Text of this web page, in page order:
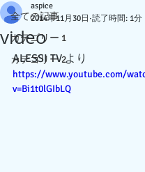
全ての記事
カテゴリー 1
カテゴリー 2
video
aspice
2014年11月30日 読了時間: 1分
ALESSI TV より
https://www.youtube.com/
v=Bi1t0lGIbLQ